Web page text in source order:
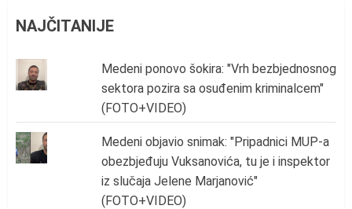
NAJČITANIJE
Medeni ponovo šokira: "Vrh bezbjednosnog
sektora pozira sa osuđenim kriminalcem"
(FOTO+VIDEO)
Medeni objavio snimak: "Pripadnici MUP-a
obezbjeđuju Vuksanovića, tu je i inspektor
iz slučaja Jelene Marjanović"
(FOTO+VIDEO)